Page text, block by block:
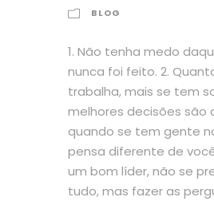
BLOG
1. Não tenha medo
nunca foi feito. 2.
trabalha, mais se tem
melhores decisões são
quando se tem gente
pensa diferente de
um bom líder, não se
tudo, mas fazer as